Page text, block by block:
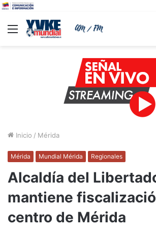
Menu
Inicio / Mérida
Mérida Mundial Mérida Regionales
Alcaldía del
mantiene
centro de Mérida